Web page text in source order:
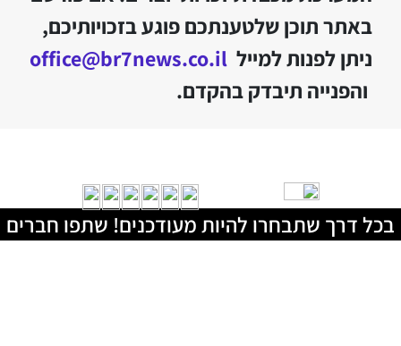
באתר תוכן שלטענתכם פוגע בזכויותיכם,
ניתן לפנות למייל office@br7news.co.il
והפנייה תיבדק בהקדם.
בכל דרך שתבחרו להיות מעודכנים! שתפו חברים